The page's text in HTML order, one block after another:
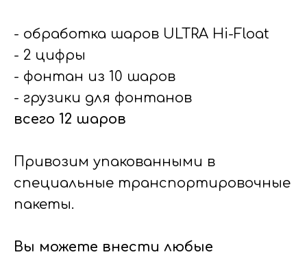
- обработка шаров ULTRA Hi-Float
- 2 цифры
- фонтан из 10 шаров
- грузики для фонтанов
всего 12 шаров
Привозим упакованными в
специальные транспортировочные
пакеты.
Вы можете внести любые